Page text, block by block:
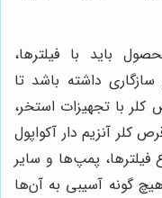
باید با فیلترها،
داشته باشد تا
با تجهیزات استخر،
کلر آنزیم دار آکواپول
فیلترها، پمپ‌ها و سایر
گونه آسیبی به آن‌ها